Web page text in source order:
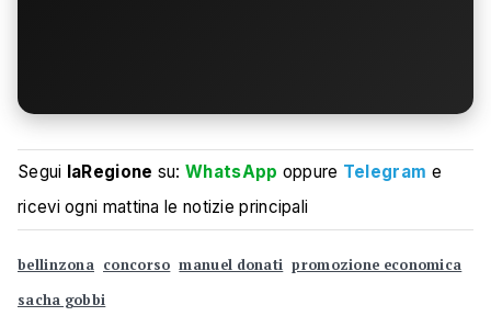
Segui laRegione su:WhatsApp oppure Telegram e
ricevi ogni mattina le notizie principali
bellinzona concorso manuel donati promozione economica
sacha gobbi